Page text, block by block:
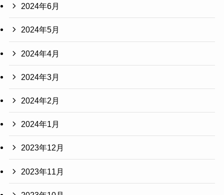
2024年6月
2024年5月
2024年4月
2024年3月
2024年2月
2024年1月
2023年12月
2023年11月